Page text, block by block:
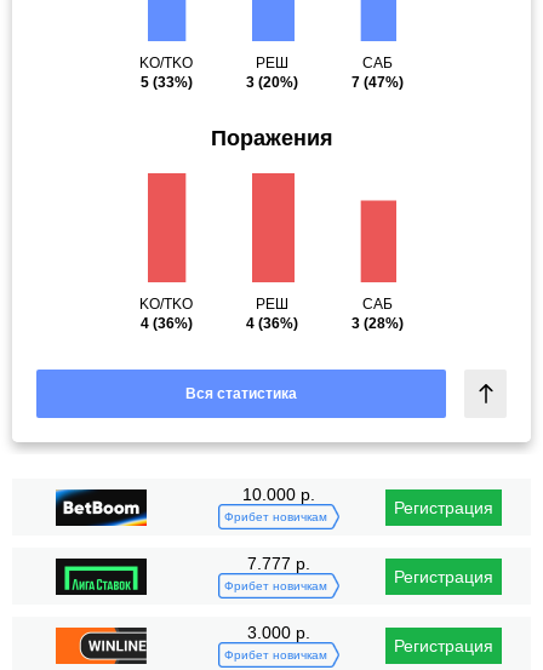
KO/TKO
5(33%)
РЕШ
3 (20%)
САБ
7 (47%)
Поражения
KO/TKO
4(36%)
РЕШ
4 (36%)
САБ
3 (28%)
Вся статистика
10.000 р.
Фрибет новичкам Регистрация
7.777 р.
Фрибет новичкам Регистрация
3.000 р.
Фрибет новичкам Регистрация